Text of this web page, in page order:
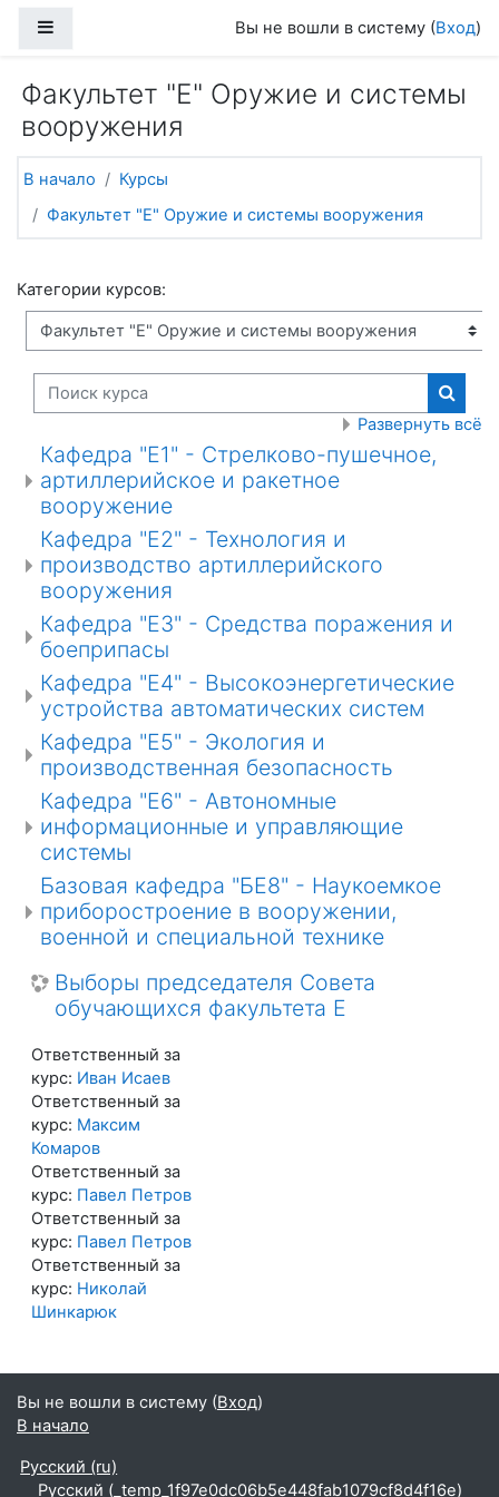
Вы не вошли в систему (Вход)
Факультет "Е" Оружие и системы
вооружения
В начало
Курсы
Факультет "Е" Оружие и системы вооружения
Категории курсов:
Поиск курса
Поиск
Развернуть всё
Кафедра "Е1" - Стрелково-пушечное,
артиллерийское и ракетное
вооружение
Кафедра "Е2" - Технология и
производство артиллерийского
вооружения
Кафедра "Е3" - Средства поражения и
боеприпасы
Кафедра "Е4" - Высокоэнергетические
устройства автоматических систем
Кафедра "Е5" - Экология и
производственная безопасность
Кафедра "Е6" - Автономные
информационные и управляющие
системы
Базовая кафедра "БЕ8" - Наукоемкое
приборостроение в вооружении,
военной и специальной технике
Выборы председателя Совета
обучающихся факультета Е
Ответственный за
курс: Иван Исаев
Ответственный за
курс: Максим
Комаров
Ответственный за
курс: Павел Петров
Ответственный за
курс: Павел Петров
Ответственный за
курс: Николай
Шинкарюк
Вы не вошли в систему (Вход)
В начало
Русский ‎(ru)‎
Русский ‎(_temp_1f97e0dc06b5e448fab1079cf8d4f16e)‎